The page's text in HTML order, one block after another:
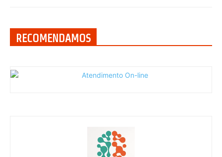
RECOMENDAMOS